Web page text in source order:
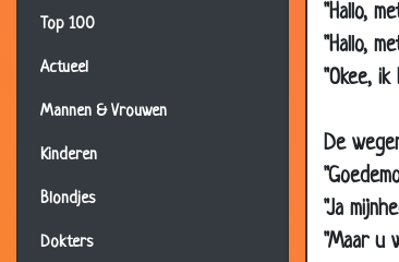
Top 100
Actueel
Mannen & Vrouwen
Kinderen
Blondjes
Dokters
"Hallo,
"Hallo,
"Okee, ik
De
"Ja
"Maar u
26 Aug
25 Aug 2001
11 Aug
10 Aug
09 Aug
08 Aug